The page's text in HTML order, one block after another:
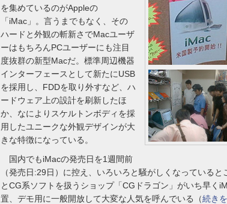
を集めているのがAppleの
「iMac」。言うまでもなく、その
ハードと外観の斬新さでMacユーザ
ーはもちろんPCユーザーにも注目
度抜群の新型Macだ。標準周辺機器
インターフェースとして新たにUSB
を採用し、FDDを取り外すなど、ハ
ードウェア上の設計を刷新したほ
か、なによりスケルトンボディを採
用したユニークな外観デザインが大
きな特徴になっている。
国内でもiMacの発売日を1週間前
（発売日:29日）に控え、いろいろと騒がしくなっている
とCG系ソフトを扱うショップ「CGドラゴン」がいち早く
置、デモ用に一般開放して大変な人気を呼んでいる（続き